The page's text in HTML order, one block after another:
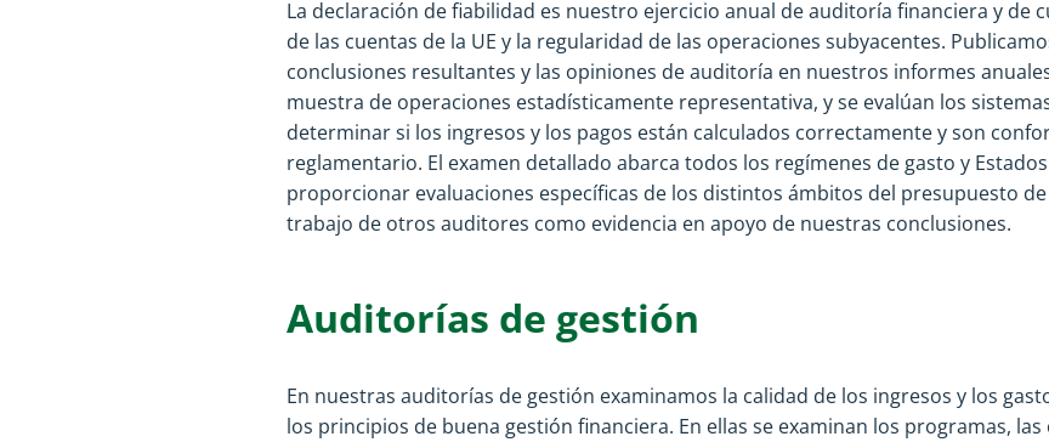
La declaración de fiabilidad es nuestro ejercicio anual de auditoría financiera y de
de las cuentas de la UE y la regularidad de las operaciones subyacentes.
conclusiones resultantes y las opiniones de auditoría en nuestros informes
muestra de operaciones estadísticamente representativa, y se evalúan los
determinar si los ingresos y los pagos están calculados correctamente y son
reglamentario. El examen detallado abarca todos los regímenes de gasto y
proporcionar evaluaciones específicas de los distintos ámbitos del presupuesto
trabajo de otros auditores como evidencia en apoyo de nuestras conclusiones.
Auditorías de gestión
En nuestras auditorías de gestión examinamos la calidad de los ingresos y los
los principios de buena gestión financiera. En ellas se examinan los programas,